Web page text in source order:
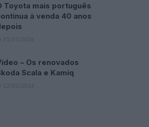
Toyota mais português
à venda 40 anos
31/07/2026
– Os renovados
Scala e Kamiq
12/02/2024